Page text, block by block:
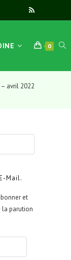
0
avril 2022
Escape
Mail.
et
la parution